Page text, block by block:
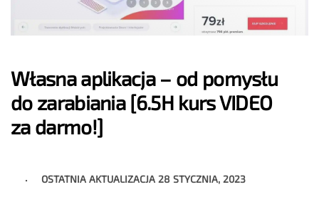
Własna aplikacja – od pomysłu
do zarabiania [6.5H kurs VIDEO
za darmo!]
OSTATNIA AKTUALIZACJA 28 STYCZNIA, 2023